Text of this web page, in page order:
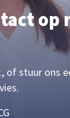
op
of stuur ons